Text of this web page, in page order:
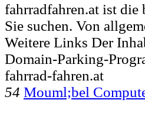
fahrradfahren.at ist
Sie suchen. Von
Weitere Links Der
Domain-Parking-
fahrrad-fahren.at
54 Mouml;bel